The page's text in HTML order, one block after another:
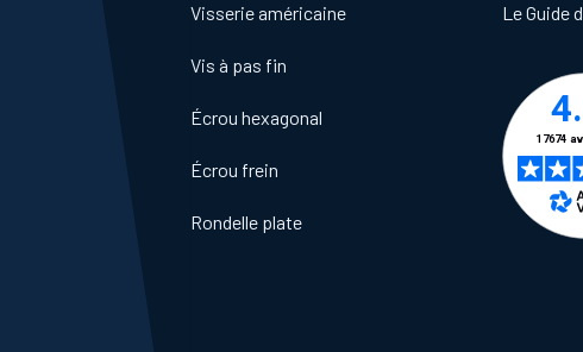
Visserie américaine
Vis à pas fin
Écrou hexagonal
Écrou frein
Rondelle plate
Le Guide